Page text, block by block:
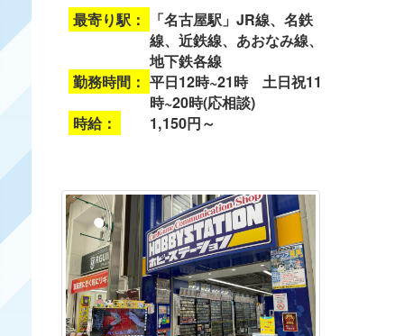
最寄り駅：
「名古屋駅」JR線、名鉄
線、近鉄線、あおなみ線、
地下鉄各線
勤務時間： 平日12時~21時 土日祝11
時~20時(応相談)
時給：
1,150円～